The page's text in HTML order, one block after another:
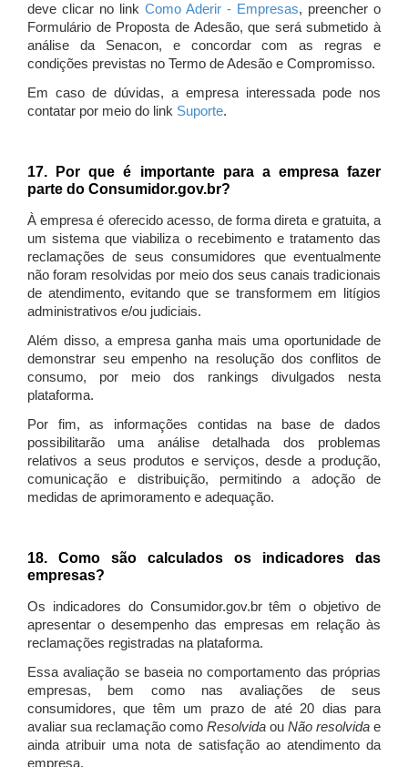
deve clicar no link Como Aderir - Empresas, preencher o
Formulário de Proposta de Adesão, que será submetido à
análise da Senacon, e concordar com as regras e
condições previstas no Termo de Adesão e Compromisso.
Em caso de dúvidas, a empresa interessada pode nos
contatar por meio do link Suporte.
17. Por que é importante para a empresa fazer
parte do Consumidor.gov.br?
À empresa é oferecido acesso, de forma direta e gratuita, a
um sistema que viabiliza o recebimento e tratamento das
reclamações de seus consumidores que eventualmente
não foram resolvidas por meio dos seus canais tradicionais
de atendimento, evitando que se transformem em litígios
administrativos e/ou judiciais.
Além disso, a empresa ganha mais uma oportunidade de
demonstrar seu empenho na resolução dos conflitos de
consumo, por meio dos rankings divulgados nesta
plataforma.
Por fim, as informações contidas na base de dados
possibilitarão uma análise detalhada dos problemas
relativos a seus produtos e serviços, desde a produção,
comunicação e distribuição, permitindo a adoção de
medidas de aprimoramento e adequação.
18. Como são calculados os indicadores das
empresas?
Os indicadores do Consumidor.gov.br têm o objetivo de
apresentar o desempenho das empresas em relação às
reclamações registradas na plataforma.
Essa avaliação se baseia no comportamento das próprias
empresas, bem como nas avaliações de seus
consumidores, que têm um prazo de até 20 dias para
avaliar sua reclamação como Resolvida ou Não resolvida e
ainda atribuir uma nota de satisfação ao atendimento da
empresa.